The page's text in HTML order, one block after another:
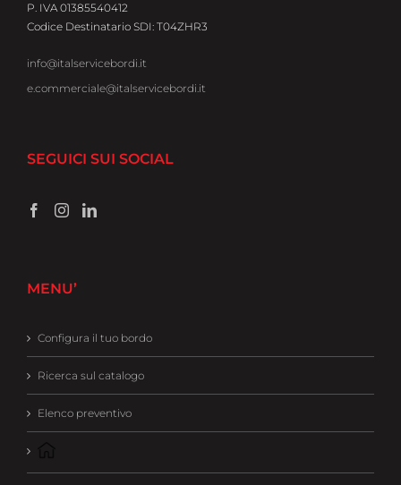
P. IVA 01385540412
Codice Destinatario SDI: T04ZHR3
info@italservicebordi.it
e.commerciale@italservicebordi.it
SEGUICI SUI SOCIAL
MENU’
Configura il tuo bordo
Ricerca sul catalogo
Elenco preventivo